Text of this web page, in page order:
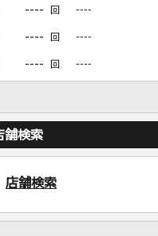
カラオケをもっと楽しもう！
---- 回 ----
---- 回 ----
---- 回 ----
舗検索
店舗検索